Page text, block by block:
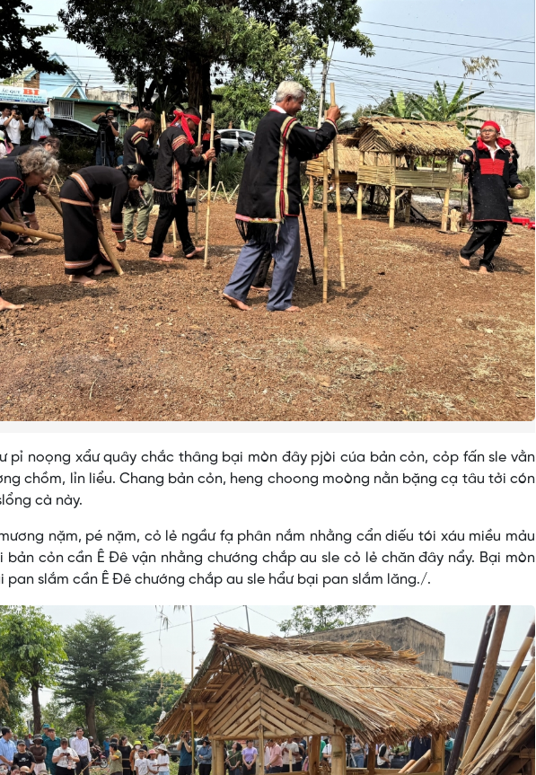
pỉ noọng xẩư quây chắc thâng bại mòn đây pjòi cúa bản cỏn, cỏp fấn sle vằn
chồm, lỉn liểu. Chang bản cỏn, heng choong moòng nằn bặng cạ tâu tởi cón
cà này.
nặm, pé nặm, cỏ lẻ ngầư fạ phân nắm nhằng cẩn diếu tói xáu miều mảu
cỏn cần Ê Đê vận nhằng chướng chắp au sle cỏ lẻ chăn đây nẩy. Bại mòn
slắm cần Ê Đê chướng chắp au sle hẩư bại pan slắm lăng./.